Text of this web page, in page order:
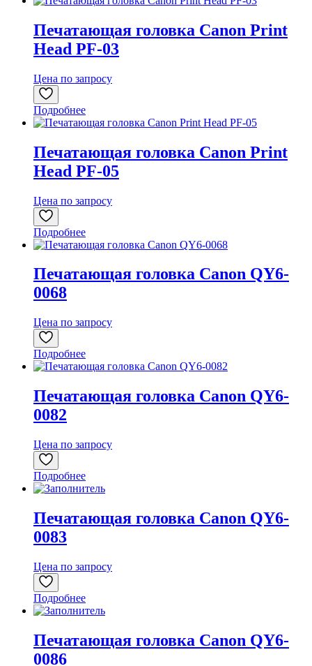
Печатающая головка Canon Print
Head PF-03
Цена по запросу
Подробнее
Печатающая головка Canon Print
Head PF-05
Цена по запросу
Подробнее
Печатающая головка Canon QY6-
0068
Цена по запросу
Подробнее
Печатающая головка Canon QY6-
0082
Цена по запросу
Подробнее
Печатающая головка Canon QY6-
0083
Цена по запросу
Подробнее
Печатающая головка Canon QY6-
0086